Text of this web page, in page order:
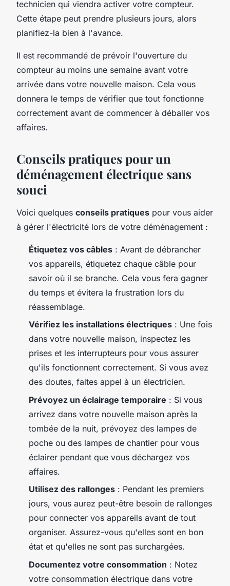
technicien qui viendra activer votre compteur.
Cette étape peut prendre plusieurs jours, alors
planifiez-la bien à l'avance.
Il est recommandé de prévoir l'ouverture du
compteur au moins une semaine avant votre
arrivée dans votre nouvelle maison. Cela vous
donnera le temps de vérifier que tout fonctionne
correctement avant de commencer à déballer vos
affaires.
Conseils pratiques pour un
déménagement électrique sans
souci
Voici quelques conseils pratiques pour vous aider
à gérer l'électricité lors de votre déménagement :
Étiquetez vos câbles : Avant de débrancher
vos appareils, étiquetez chaque câble pour
savoir où il se branche. Cela vous fera gagner
du temps et évitera la frustration lors du
réassemblage.
Vérifiez les installations électriques : Une fois
dans votre nouvelle maison, inspectez les
prises et les interrupteurs pour vous assurer
qu'ils fonctionnent correctement. Si vous avez
des doutes, faites appel à un électricien.
Prévoyez un éclairage temporaire : Si vous
arrivez dans votre nouvelle maison après la
tombée de la nuit, prévoyez des lampes de
poche ou des lampes de chantier pour vous
éclairer pendant que vous déchargez vos
affaires.
Utilisez des rallonges : Pendant les premiers
jours, vous aurez peut-être besoin de rallonges
pour connecter vos appareils avant de tout
organiser. Assurez-vous qu'elles sont en bon
état et qu'elles ne sont pas surchargées.
Documentez votre consommation : Notez
votre consommation électrique dans votre